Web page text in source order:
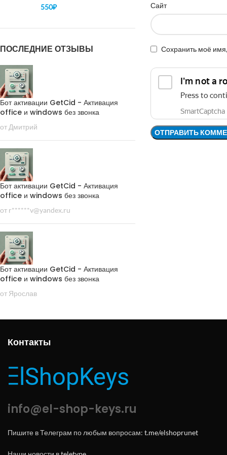
550₽
ПОСЛЕДНИЕ ОТЗЫВЫ
Бот активации GetCid - Активация
office и windows без звонка
от Дмитрий
Бот активации GetCid - Активация
office и windows без звонка
от r******v@yandex.ru
Бот активации GetCid - Активация
office и windows без звонка
от Ярослав
Сайт
Сохранить моё
Контакты
info@el-shop-keys.ru
Пишите в Телеграм по любым вопросам: t.me/elshoprunet